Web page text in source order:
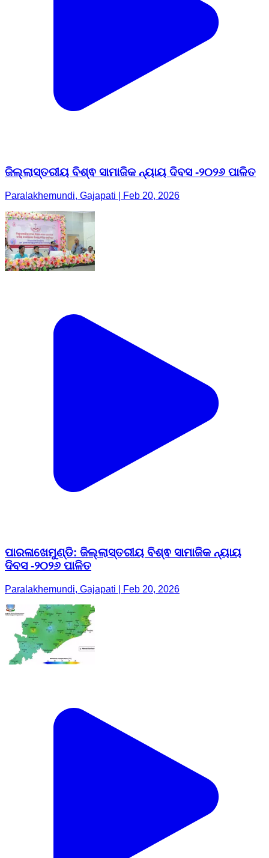
ଜିଲ୍ଲାସ୍ତରୀୟ ବିଶ୍ଵ ସାମାଜିକ ନ୍ୟାୟ ଦିବସ -୨୦୨୬ ପାଳିତ
Paralakhemundi, Gajapati | Feb 20, 2026
ପାରଳାଖେମୁଣ୍ଡି: ଜିଲ୍ଲାସ୍ତରୀୟ ବିଶ୍ଵ ସାମାଜିକ ନ୍ୟାୟ
ଦିବସ -୨୦୨୬ ପାଳିତ
Paralakhemundi, Gajapati | Feb 20, 2026